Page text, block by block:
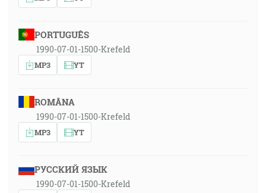
PORTUGUÊS
1990-07-01-1500-Krefeld
MP3 YT
ROMÂNA
1990-07-01-1500-Krefeld
MP3 YT
РУССКИЙ ЯЗЫК
1990-07-01-1500-Krefeld